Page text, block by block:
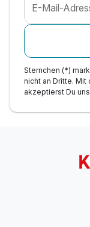
E-Mail-
Sternchen (*)
nicht an Dritte. Mit
akzeptierst Du